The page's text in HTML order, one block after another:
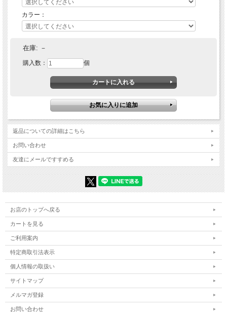
Evisen Skateboards (エヴィセン スケートボード)MATCH POU
CH
カラー：
在庫: －
購入数： 個
返品についての詳細はこちら
お問い合わせ
友達にメールですすめる
お店のトップへ戻る
カートを見る
ご利用案内
特定商取引法表示
個人情報の取扱い
サイトマップ
メルマガ登録
お問い合わせ